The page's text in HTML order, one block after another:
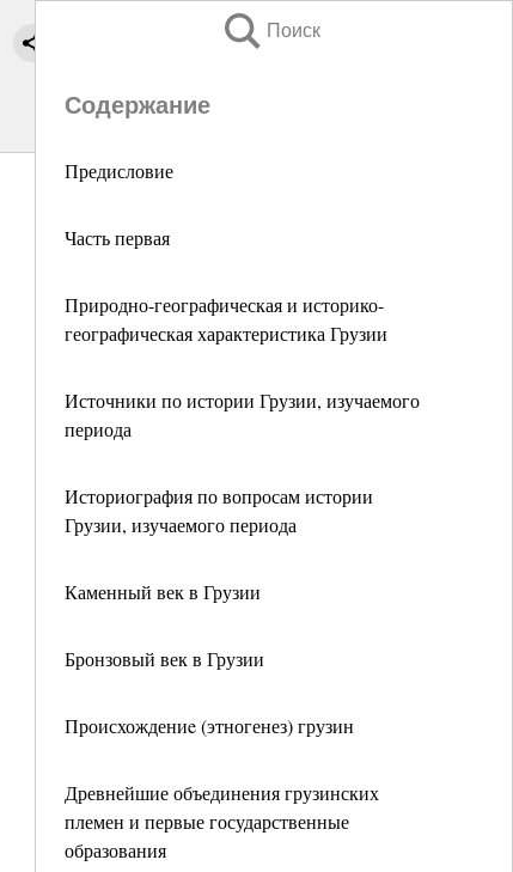
Поиск
Содержание
Предисловие
Часть первая
Природно-географическая и историко-
географическая характеристика Грузии
Источники по истории Грузии, изучаемого
периода
Историография по вопросам истории
Грузии, изучаемого периода
Каменный век в Грузии
Бронзовый век в Грузии
Происхождениe (этногенез) грузин
Древнейшие объединения грузинских
племен и первые государственные
образования